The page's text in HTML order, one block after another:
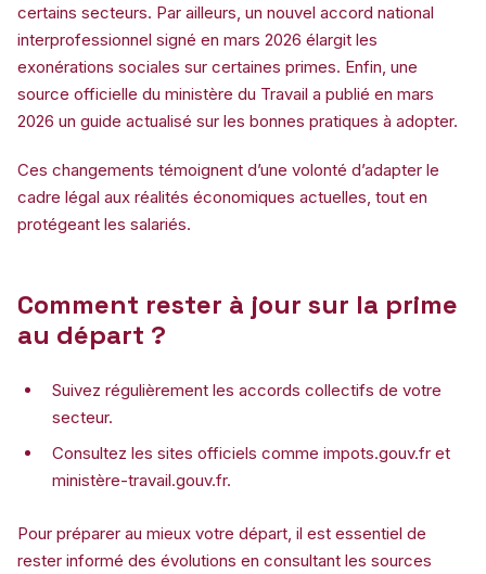
certains secteurs. Par ailleurs, un nouvel accord national
interprofessionnel signé en mars 2026 élargit les
exonérations sociales sur certaines primes. Enfin, une
source officielle du ministère du Travail a publié en mars
2026 un guide actualisé sur les bonnes pratiques à adopter.
Ces changements témoignent d’une volonté d’adapter le
cadre légal aux réalités économiques actuelles, tout en
protégeant les salariés.
Comment rester à jour sur la prime
au départ ?
Suivez régulièrement les accords collectifs de votre
secteur.
Consultez les sites officiels comme impots.gouv.fr et
ministère-travail.gouv.fr.
Pour préparer au mieux votre départ, il est essentiel de
rester informé des évolutions en consultant les sources